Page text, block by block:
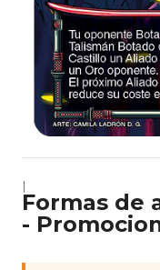
|
Formas de
-